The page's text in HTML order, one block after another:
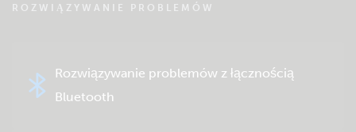
ROZWIĄZYWANIE PROBLEMÓW
Rozwiązywanie problemów z łącznością
Bluetooth